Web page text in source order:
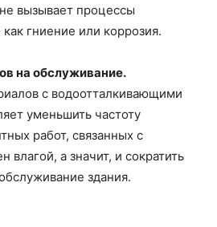
вызывает процессы
гниение или коррозия.
на обслуживание.
с водоотталкивающими
уменьшить частоту
работ, связанных с
влагой, а значит, и сократить
здания.